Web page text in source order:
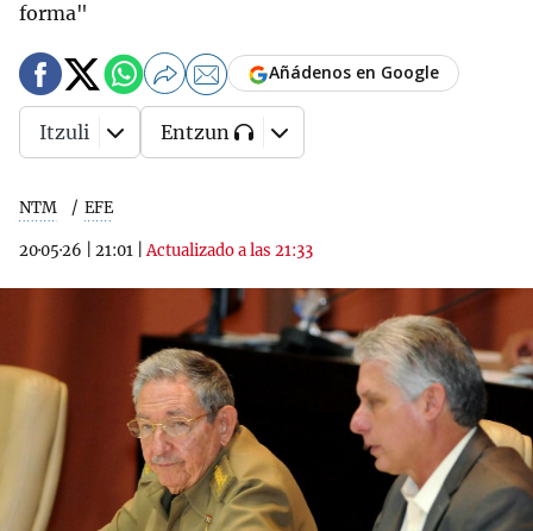
forma"
NTM EFE
20·05·26 21:01 |Actualizado a las 21:33
Añádenos en Google
Itzuli Entzun